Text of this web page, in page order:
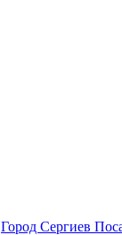
Город Сергиев